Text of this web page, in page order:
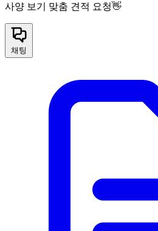
사양 보기 맞춤 견적 요청👋
채팅